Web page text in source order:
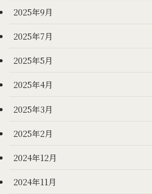
2025年9月
2025年7月
2025年5月
2025年4月
2025年3月
2025年2月
2024年12月
2024年11月